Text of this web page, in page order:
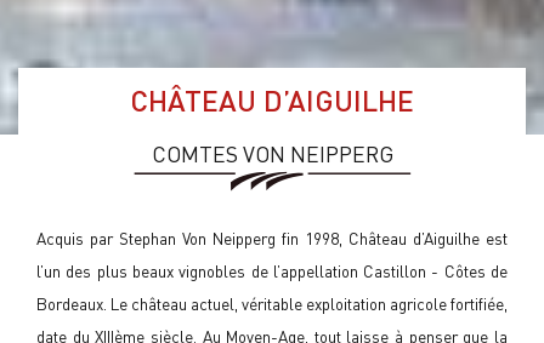
CHÂTEAU D’AIGUILHE
COMTES VON NEIPPERG
Acquis par Stephan Von Neipperg fin 1998, Château d’Aiguilhe est
l’un des plus beaux vignobles de l’appellation Castillon - Côtes de
Bordeaux. Le château actuel, véritable exploitation agricole fortifiée,
date du XIIIème siècle. Au Moyen-Age, tout laisse à penser que la